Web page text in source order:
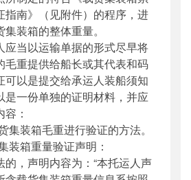
指南》（见附件）的程序，进
装箱的整体重量。
应当以运输单据的形式尽早将
毛重提供给船长或其代表和码
可以是提交给承运人装船须知
是一份单独的证明材料，并应
：
集装箱毛重进行验证的方法。
装箱重量验证声明：
，声明内容为：“本托运人声